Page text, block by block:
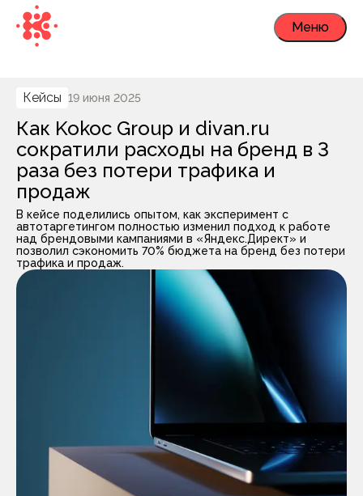
Меню
Кейсы 19 июня 2025
Как Kokoc Group и divan.ru
сократили расходы на бренд в 3
раза без потери трафика и
продаж
В кейсе поделились опытом, как эксперимент с
автотаргетингом полностью изменил подход к работе
над брендовыми кампаниями в «Яндекс.Директ» и
позволил сэкономить 70% бюджета на бренд без потери
трафика и продаж.